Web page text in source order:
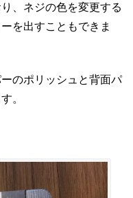
、ネジの色を変更する
を出すこともできま
のポリッシュと背面パ
。